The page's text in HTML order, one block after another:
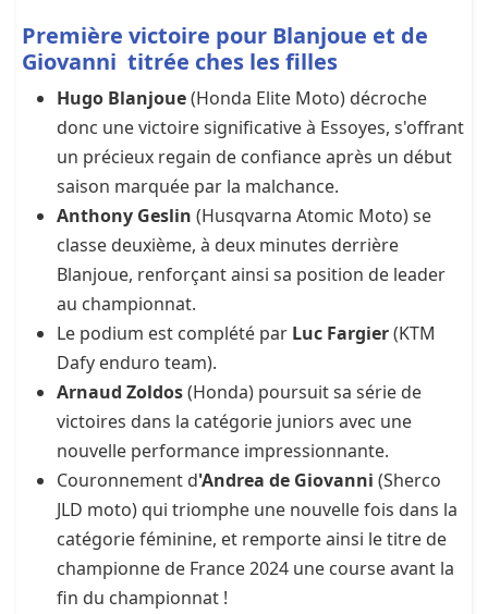
Première victoire pour Blanjoue et de
Giovanni titrée ches les filles
Hugo Blanjoue(Honda Elite Moto) décroche
donc une victoire significative à Essoyes, s'offrant
un précieux regain de confiance après un début
saison marquée par la malchance.
Anthony Geslin (Husqvarna Atomic Moto) se
classe deuxième, à deux minutes derrière
Blanjoue, renforçant ainsi sa position de leader
au championnat.
Le podium est complété par Luc Fargier(KTM
Dafy enduro team).
Arnaud Zoldos(Honda) poursuit sa série de
victoires dans la catégorie juniors avec une
nouvelle performance impressionnante.
Couronnement d'Andrea de Giovanni (Sherco
JLD moto) qui triomphe une nouvelle fois dans la
catégorie féminine, et remporte ainsi le titre de
championne de France 2024 une course avant la
fin du championnat !